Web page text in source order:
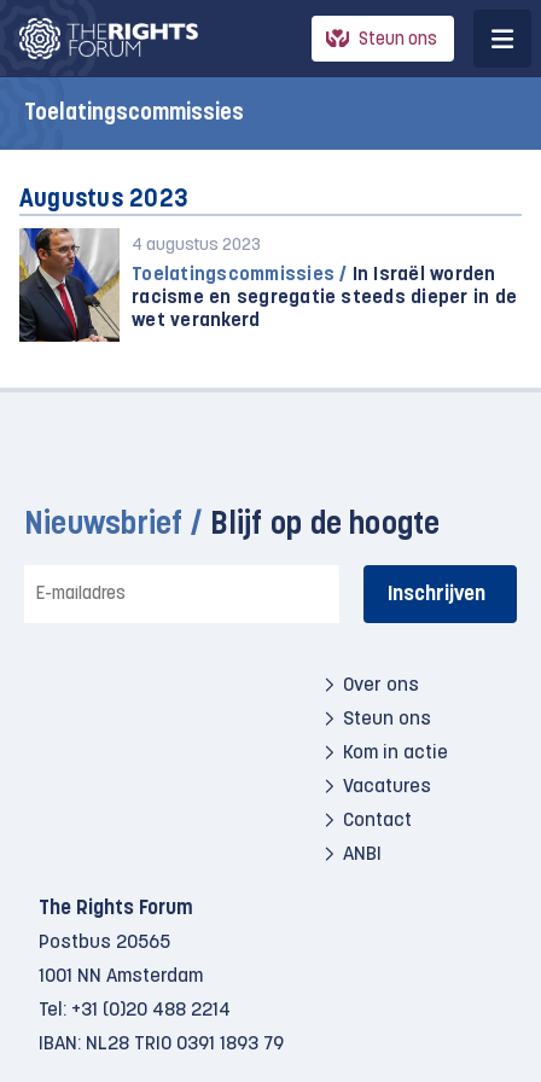
Steun ons
Toelatingscommissies
Augustus 2023
4 augustus 2023
Toelatingscommissies / In Israël worden
racisme en segregatie steeds dieper in de
wet verankerd
Nieuwsbrief / Blijf op de hoogte
mailadres
Over ons
Steun ons
Kom in actie
Vacatures
Contact
ANBI
The Rights Forum
Postbus 20565
1001 NN Amsterdam
Tel: +31 (0)20 488 2214
IBAN: NL28 TRIO 0391 1893 79